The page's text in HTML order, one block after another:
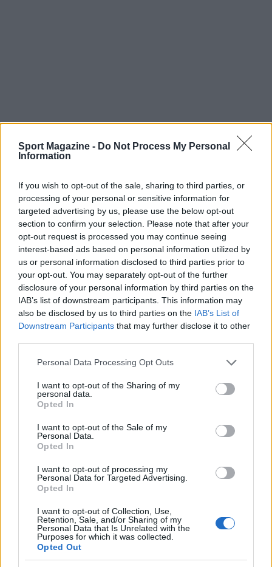
Sport Magazine - Do Not Process My Personal
Information
If you wish to opt-out of the sale, sharing to third parties, or
processing of your personal or sensitive information for
targeted advertising by us, please use the below opt-out
section to confirm your selection. Please note that after your
opt-out request is processed you may continue seeing
interest-based ads based on personal information utilized by
us or personal information disclosed to third parties prior to
your opt-out. You may separately opt-out of the further
disclosure of your personal information by third parties on the
IAB’s list of downstream participants. This information may
also be disclosed by us to third parties on the IAB’s List of
Downstream Participants that may further disclose it to other
Please note that this website/app uses one or more Google
not limited to your visit or usage behaviour. You may click to
grant or deny consent to Google and its third-party tags to
use your data for below specified purposes in below Google
consent section.
Personal Data Processing Opt Outs
I want to opt-out of the Sharing of my
personal data.
Opted In
I want to opt-out of the Sale of my
Personal Data.
Opted In
I want to opt-out of processing my
Personal Data for Targeted Advertising.
Opted In
I want to opt-out of Collection, Use,
Retention, Sale, and/or Sharing of my
Personal Data that Is Unrelated with the
Purposes for which it was collected.
Opted Out
Continua a leggere
TENNIS
Federer
TENNIS